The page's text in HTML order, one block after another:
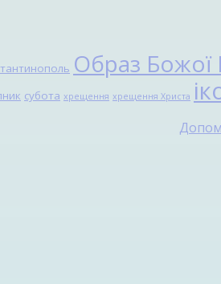
Образ Божої
субота хрещення хрещення Христа